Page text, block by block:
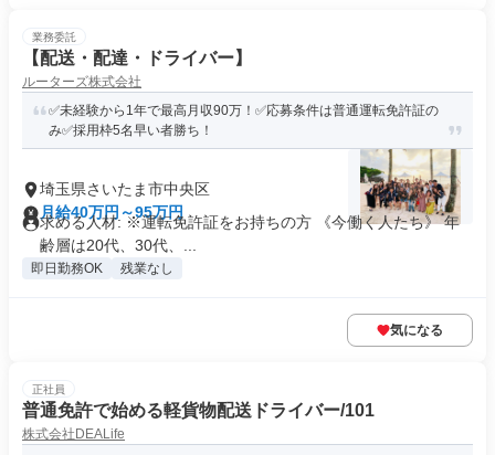
業務委託
【配送・配達・ドライバー】
ルーターズ株式会社
✅未経験から1年で最高月収90万！✅応募条件は普通運転免許証の
み✅採用枠5名早い者勝ち！
埼玉県さいたま市中央区
月給40万円～95万円
求める人材: ※運転免許証をお持ちの方 《今働く人たち》 年
齢層は20代、30代、...
即日勤務OK 残業なし
気になる
正社員
普通免許で始める軽貨物配送ドライバー/101
株式会社DEALife